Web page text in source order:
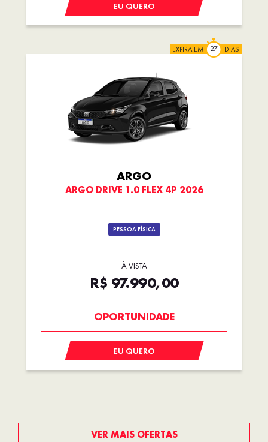
EU QUERO
EXPIRA EM DIAS
ARGO
ARGO DRIVE 1.0 FLEX 4P 2026
PESSOA FÍSICA
À VISTA
R$ 97.990,00
BÔNUS DE 6 MIL REAIS
EU QUERO
VER MAIS OFERTAS